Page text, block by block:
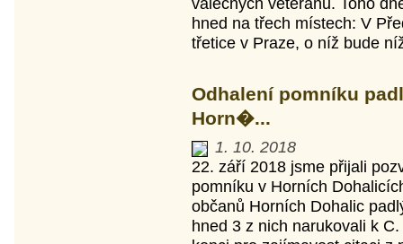
hned na třech místech: V
třetice v Praze, o níž bude
Odhalení pomníku
Horn�...
1. 10. 2018
22. září 2018 jsme přijali
pomníku v Horních
občanů Horních Dohalic
hned 3 z nich narukovali k